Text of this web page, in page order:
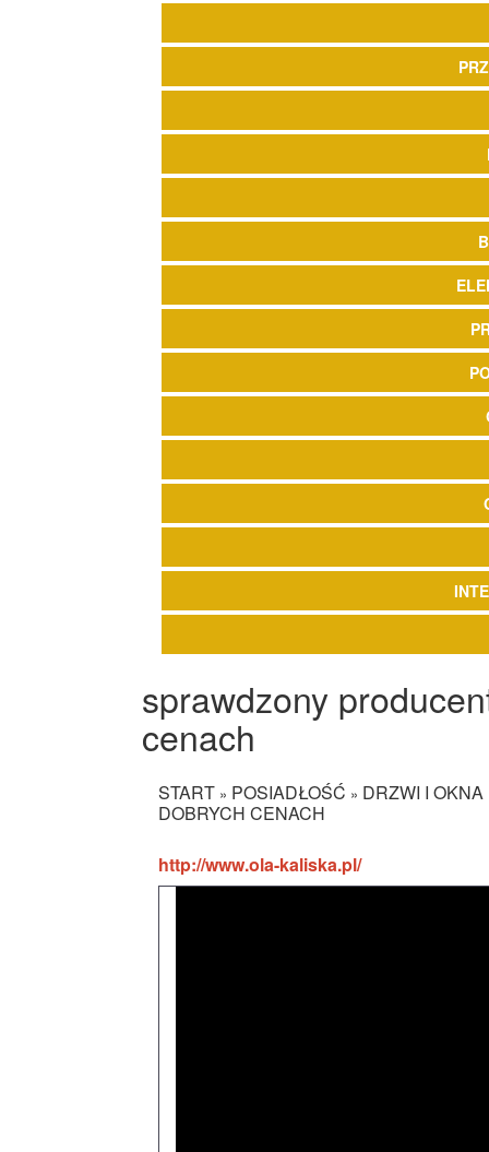
sprawdzony
cenach
START » POSIADŁOŚĆ » DRZWI I OKNA
DOBRYCH CENACH
http://www.ola-kaliska.pl/